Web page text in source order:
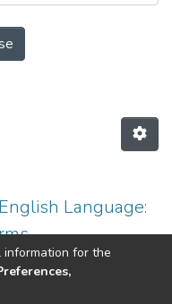
Language:
,2020)
Володимирівна
for the